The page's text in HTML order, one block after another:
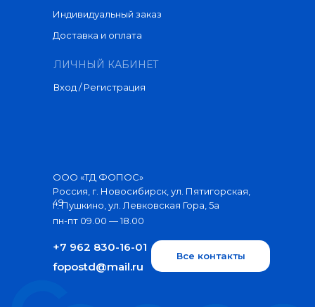
Доставка и оплата
ЛИЧНЫЙ КАБИНЕТ
Вход / Регистрация
fopostd@mail.ru
+7 962 830-16-01
пн-пт 09.00 — 18.00
Индивидуальный заказ
Все контакты
Россия, г. Новосибирск, ул. Пятигорская,
49
г. Пушкино, ул. Левковская Гора, 5а
ООО «ТД ФОПОС»